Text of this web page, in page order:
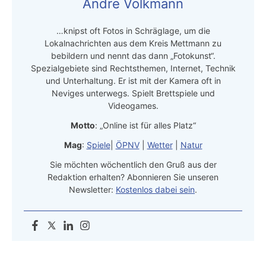
Andre Volkmann
…knipst oft Fotos in Schräglage, um die
Lokalnachrichten aus dem Kreis Mettmann zu
bebildern und nennt das dann „Fotokunst“.
Spezialgebiete sind Rechtsthemen, Internet, Technik
und Unterhaltung. Er ist mit der Kamera oft in
Neviges unterwegs. Spielt Brettspiele und
Videogames.
Motto: „Online ist für alles Platz“
Mag: Spiele| ÖPNV| Wetter| Natur
Sie möchten wöchentlich den Gruß aus der
Redaktion erhalten? Abonnieren Sie unseren
Newsletter: Kostenlos dabei sein.